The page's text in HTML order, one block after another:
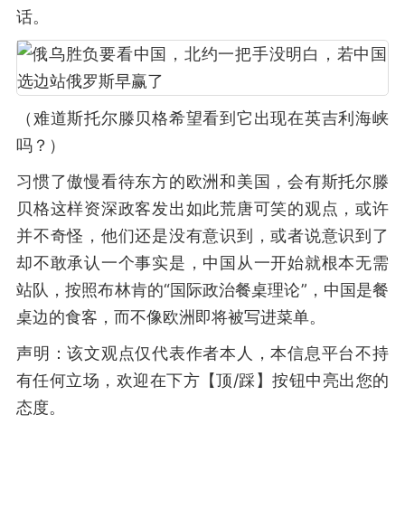
话。
（难道斯托尔滕贝格希望看到它出现在英吉利海峡
吗？）
习惯了傲慢看待东方的欧洲和美国，会有斯托尔滕
贝格这样资深政客发出如此荒唐可笑的观点，或许
并不奇怪，他们还是没有意识到，或者说意识到了
却不敢承认一个事实是，中国从一开始就根本无需
站队，按照布林肯的“国际政治餐桌理论”，中国是餐
桌边的食客，而不像欧洲即将被写进菜单。
声明：该文观点仅代表作者本人，本信息平台不持
有任何立场，欢迎在下方【顶/踩】按钮中亮出您的
态度。